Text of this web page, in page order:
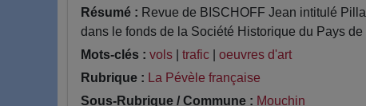
Résumé : Revue de BISCHOFF Jean intitulé
dans le fonds de la Société Historique du Pays de
Mots-clés : vols trafic
oeuvres d'art
Rubrique : La Pévèle française
Sous-Rubrique / Commune : Mouchin